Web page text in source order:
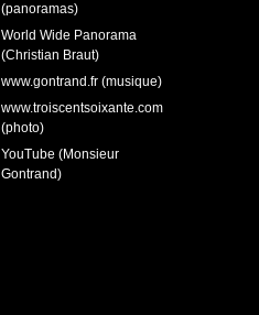
(panoramas)
World Wide Panorama
(Christian Braut)
www.gontrand.fr (musique)
www.troiscentsoixante.com
(photo)
YouTube (Monsieur
Gontrand)